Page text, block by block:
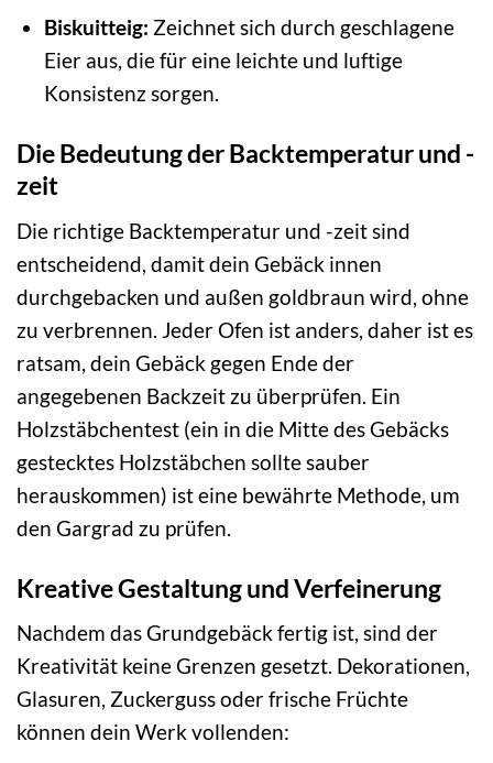
Biskuitteig: Zeichnet sich durch geschlagene
Eier aus, die für eine leichte und luftige
Konsistenz sorgen.
Die Bedeutung der Backtemperatur und -
zeit
Die richtige Backtemperatur und -zeit sind
entscheidend, damit dein Gebäck innen
durchgebacken und außen goldbraun wird, ohne
zu verbrennen. Jeder Ofen ist anders, daher ist es
ratsam, dein Gebäck gegen Ende der
angegebenen Backzeit zu überprüfen. Ein
Holzstäbchentest (ein in die Mitte des Gebäcks
gestecktes Holzstäbchen sollte sauber
herauskommen) ist eine bewährte Methode, um
den Gargrad zu prüfen.
Kreative Gestaltung und Verfeinerung
Nachdem das Grundgebäck fertig ist, sind der
Kreativität keine Grenzen gesetzt. Dekorationen,
Glasuren, Zuckerguss oder frische Früchte
können dein Werk vollenden: